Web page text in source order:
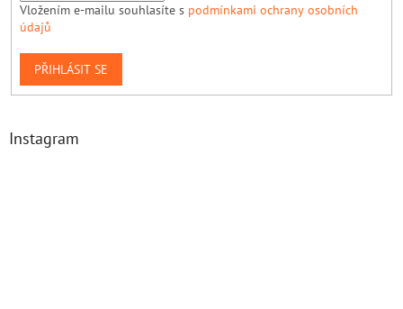
Vložením e-mailu souhlasíte s podmínkami ochrany osobních
údajů
PŘIHLÁSIT SE
Instagram